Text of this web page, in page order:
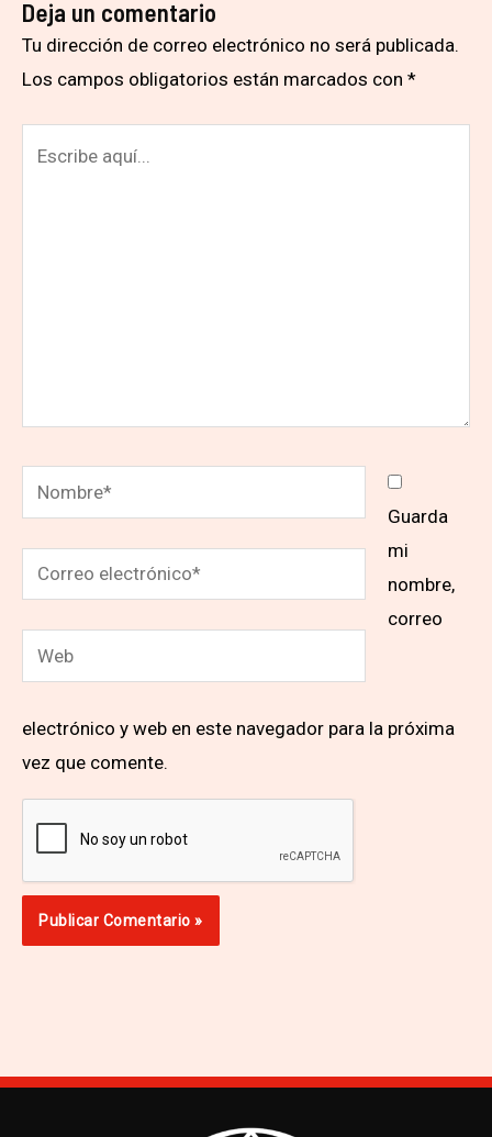
Deja un comentario
Tu dirección de correo electrónico no será publicada.
Los campos obligatorios están marcados con *
Nombre*
Correo
electrónico*
Web
Guarda
mi
nombre,
correo
electrónico y web en este navegador para la próxima
vez que comente.